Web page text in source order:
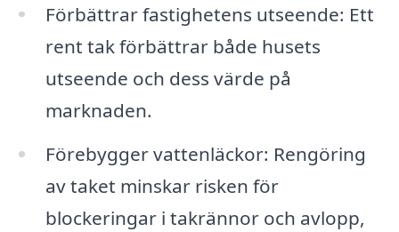
Förbättrar fastighetens utseende: Ett
rent tak förbättrar både husets
utseende och dess värde på
marknaden.
Förebygger vattenläckor: Rengöring
av taket minskar risken för
blockeringar i takrännor och avlopp,